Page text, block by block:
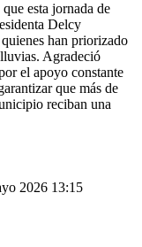
esta jornada de
Delcy
han priorizado
Agradeció
el apoyo constante
que más de
reciban una
2026 13:15